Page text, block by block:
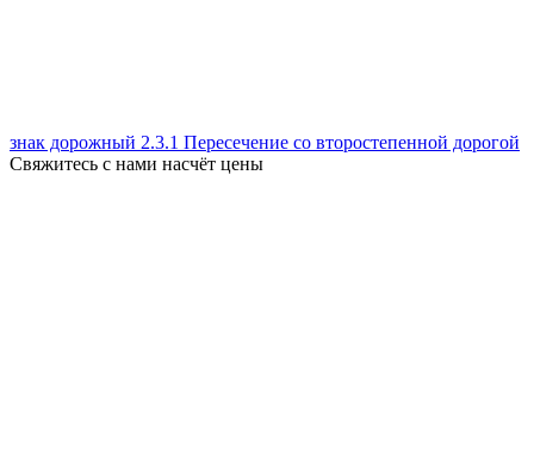
знак дорожный 2.3.1 Пересечение со второстепенной дорогой
Свяжитесь с нами насчёт цены